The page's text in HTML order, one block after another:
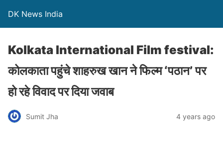
DK News India
Kolkata International Film festival:
कोलकाता पहुंचे शाहरुख खान ने फिल्म ‘पठान’ पर
हो रहे विवाद पर दिया जवाब
Sumit Jha 4 years ago